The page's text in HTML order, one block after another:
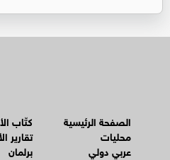
الصفحة الرئيسية
محليات
عربي دولي
كتّاب
تقارير
برلمان